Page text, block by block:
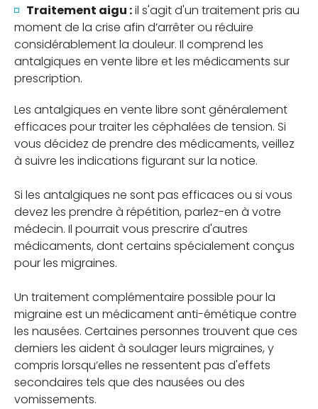
Traitement aigu :il s'agit d'un traitement pris au
moment de la crise afin d’arrêter ou réduire
considérablement la douleur. Il comprend les
antalgiques en vente libre et les médicaments sur
prescription.
Les antalgiques en vente libre sont généralement
efficaces pour traiter les céphalées de tension. Si
vous décidez de prendre des médicaments, veillez
à suivre les indications figurant sur la notice.
Si les antalgiques ne sont pas efficaces ou si vous
devez les prendre à répétition, parlez-en à votre
médecin. Il pourrait vous prescrire d'autres
médicaments, dont certains spécialement conçus
pour les migraines.
Un traitement complémentaire possible pour la
migraine est un médicament anti-émétique contre
les nausées. Certaines personnes trouvent que ces
derniers les aident à soulager leurs migraines, y
compris lorsqu’elles ne ressentent pas d'effets
secondaires tels que des nausées ou des
vomissements.